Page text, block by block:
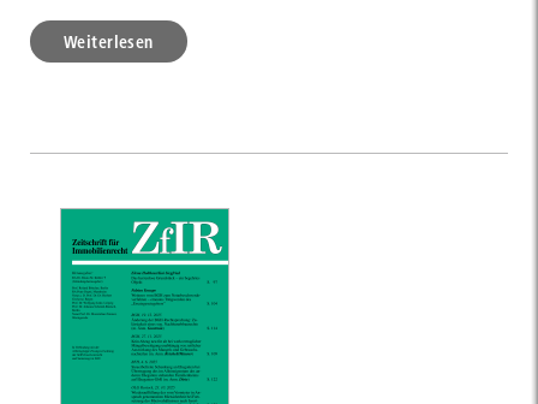
Weiterlesen